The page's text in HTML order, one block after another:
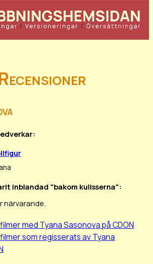
inblandad "bakom kulisserna":
närvarande.
med Tyana Sasonova på CDON
som regisserats av Tyana